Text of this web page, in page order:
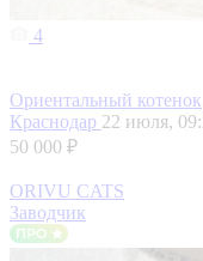
4
Ориентальный котенок
Краснодар 22 июля,
50 000 ₽
ORIVU CATS
Заводчик